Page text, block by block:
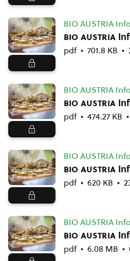
BIO AUSTRIA Info
bio austria
pdf 701.8 KB
BIO AUSTRIA Info
bio austria
pdf 474.27 KB
BIO AUSTRIA Info
bio austria
pdf 620 KB
BIO AUSTRIA Info
bio austria
pdf 6.08 MB